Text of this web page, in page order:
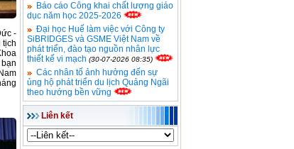
-
tịch
Báo cáo Công khai chất lượng giáo
dục năm học 2025-2026
Đại học Huế làm việc với Công ty
SiBRIDGES và GSME Việt Nam về
phát triển, đào tạo nguồn nhân lực
thiết kế vi mạch (30-07-2026 08:35)
Các nhân tố ảnh hưởng đến sự
ủng hộ phát triển du lịch Quảng Ngãi
theo hướng bền vững
Liên kết